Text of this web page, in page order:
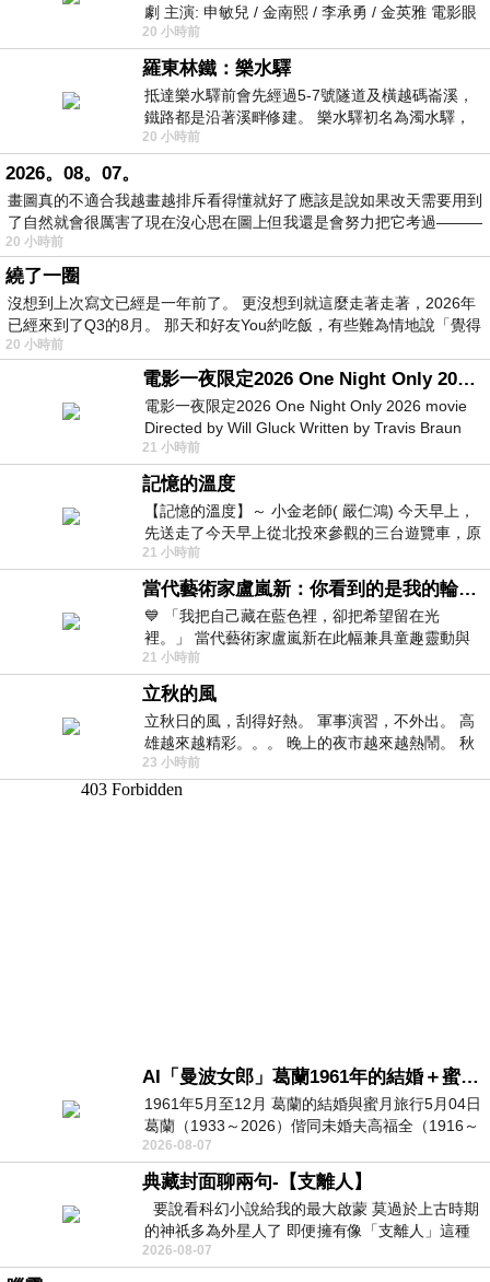
劇 主演: 申敏兒 / 金南熙 / 李承勇 / 金英雅 電影眼
眸2026描述攝影師徐珍因遺
20 小時前
羅東林鐵：樂水驛
抵達樂水驛前會先經過5-7號隧道及橫越碼崙溪，
鐵路都是沿著溪畔修建。 樂水驛初名為濁水驛，
但因與臺鐵集集線車站同名，於1953
20 小時前
2026。08。07。
畫圖真的不適合我越畫越排斥看得懂就好了應該是說如果改天需要用到
了自然就會很厲害了現在沒心思在圖上但我還是會努力把它考過———
20 小時前
繞了一圈
沒想到上次寫文已經是一年前了。 更沒想到就這麼走著走著，2026年
已經來到了Q3的8月。 那天和好友You約吃飯，有些難為情地說「覺得
20 小時前
電影一夜限定2026 One Night Only 2026 movie
電影一夜限定2026 One Night Only 2026 movie
Directed by Will Gluck Written by Travis Braun
Starring Monica Barbaro
21 小時前
記憶的溫度
【記憶的溫度】～ 小金老師( 嚴仁鴻) 今天早上，
先送走了今天早上從北投來參觀的三台遊覽車，原
以為展場已經差不多要安靜下來，卻發
21 小時前
當代藝術家盧嵐新：你看到的是我的輪廓，還是你的故事？——藏在藍色裡的希望與光
💙 「我把自己藏在藍色裡，卻把希望留在光
裡。」 當代藝術家盧嵐新在此幅兼具童趣靈動與
抽象韻味的新作中，用湛藍的羽翼般色塊包覆著
21 小時前
立秋的風
立秋日的風，刮得好熱。 軍事演習，不外出。 高
雄越來越精彩。。。 晚上的夜市越來越熱鬧。 秋
天的風刮得很熱 夜遊消暑熱。。。
23 小時前
AI「曼波女郎」葛蘭1961年的結婚＋蜜月旅行 #戀上老電影 #葛蘭 #粟子
1961年5月至12月 葛蘭的結婚與蜜月旅行5月04日
葛蘭（1933～2026）偕同未婚夫高福全（1916～
2004）乘郵輪赴倫敦6月15日於英國倫敦St.S
2026-08-07
典藏封面聊兩句-【支離人】
要說看科幻小說給我的最大啟蒙 莫過於上古時期
的神祇多為外星人了 即便擁有像「支離人」這種
驚世駭俗的神通法門 也未必讀
2026-08-07